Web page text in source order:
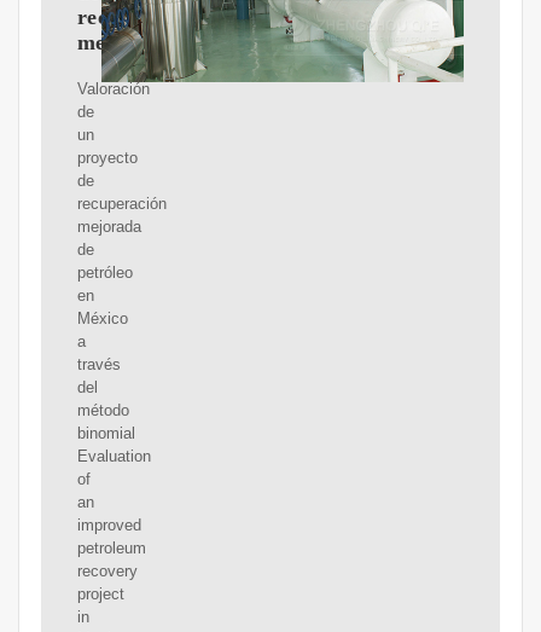
recuperación
mejorada
Valoración
de
un
proyecto
de
recuperación
mejorada
de
petróleo
en
México
a
través
del
método
binomial
Evaluation
of
an
improved
petroleum
recovery
project
in